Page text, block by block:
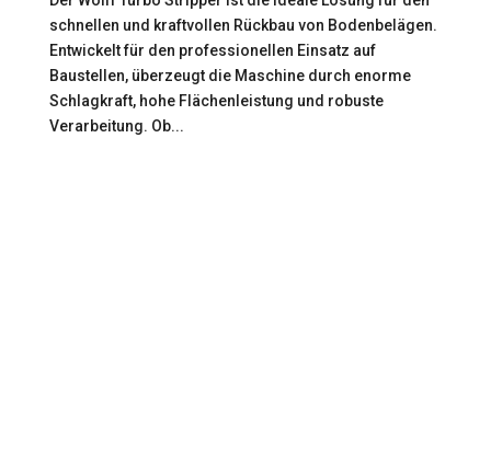
schnellen und kraftvollen Rückbau von Bodenbelägen.
Entwickelt für den professionellen Einsatz auf
Baustellen, überzeugt die Maschine durch enorme
Schlagkraft, hohe Flächenleistung und robuste
Verarbeitung. Ob...